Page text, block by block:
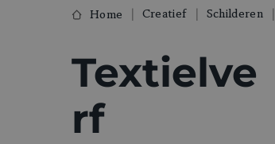
Home Creatief Schilderen
Textielve
rf